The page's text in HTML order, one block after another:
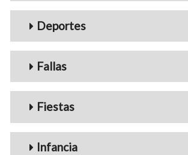
Deportes
Fallas
Fiestas
Infancia